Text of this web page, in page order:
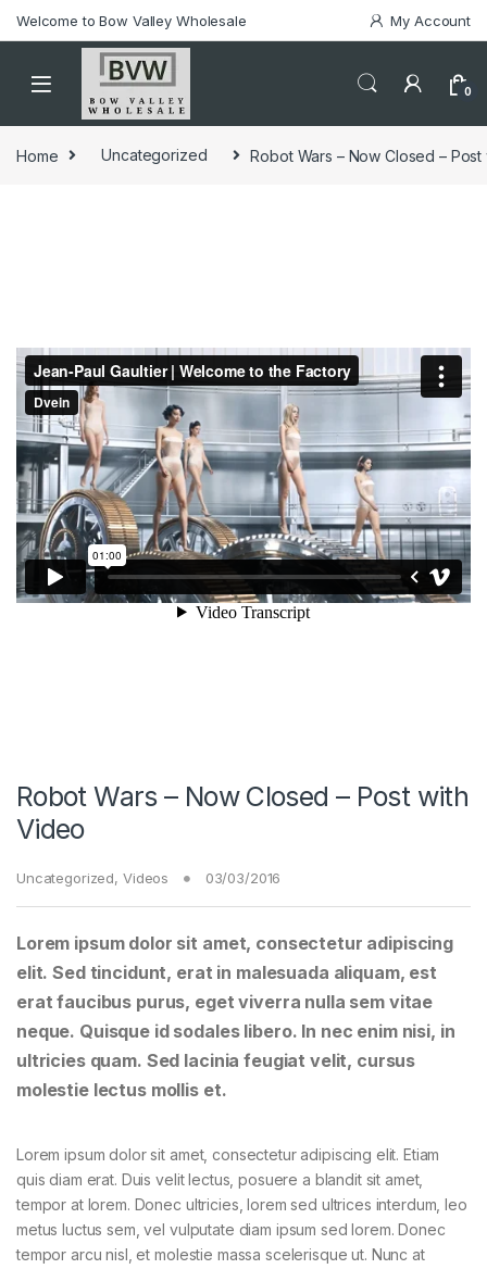
Welcome to Bow Valley Wholesale My Account
0
Home Uncategorized Robot Wars – Now Closed –
Robot Wars – Now Closed – Post with
Video
Uncategorized, Videos 03/03/2016
Lorem ipsum dolor sit amet, consectetur adipiscing
elit. Sed tincidunt, erat in malesuada aliquam, est
erat faucibus purus, eget viverra nulla sem vitae
neque. Quisque id sodales libero. In nec enim nisi, in
ultricies quam. Sed lacinia feugiat velit, cursus
molestie lectus mollis et.
Lorem ipsum dolor sit amet, consectetur adipiscing elit. Etiam
quis diam erat. Duis velit lectus, posuere a blandit sit amet,
tempor at lorem. Donec ultricies, lorem sed ultrices interdum, leo
metus luctus sem, vel vulputate diam ipsum sed lorem. Donec
tempor arcu nisl, et molestie massa scelerisque ut. Nunc at